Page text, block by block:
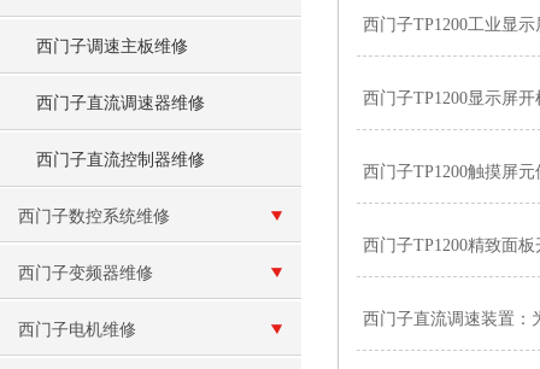
西门子调速主板维修
西门子直流调速器维修
西门子直流控制器维修
西门子数控系统维修
西门子变频器维修
西门子电机维修
西门子TP1200工业显
西门子TP1200显示屏
西门子TP1200触摸屏
西门子TP1200精致面
西门子直流调速装置：